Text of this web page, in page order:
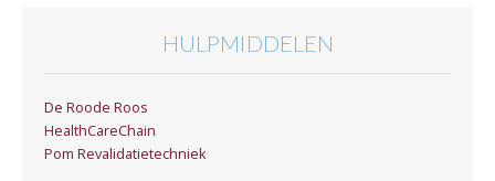
HULPMIDDELEN
De Roode Roos
HealthCareChain
Pom Revalidatietechniek